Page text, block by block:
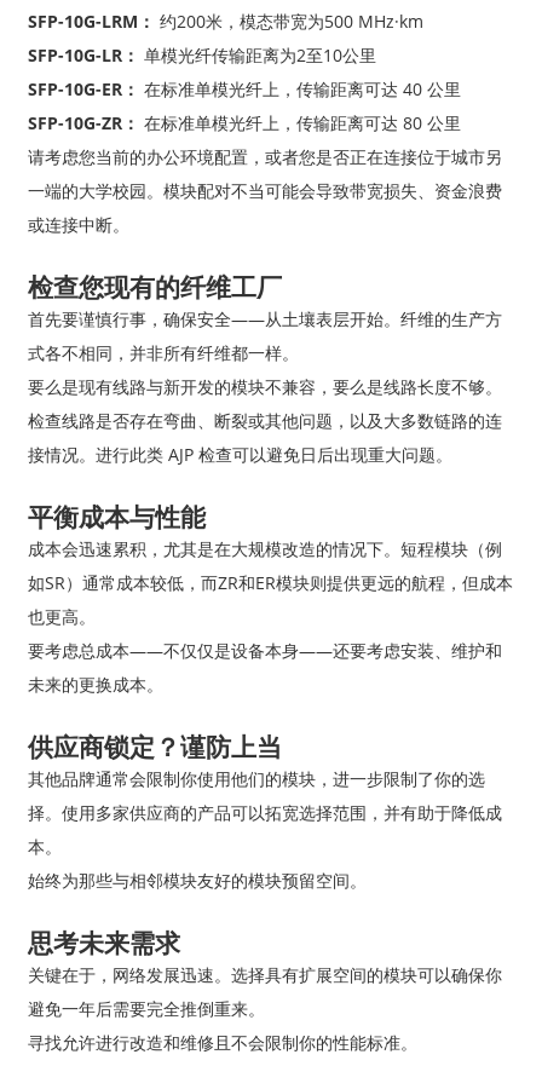
SFP-10G-LRM： 约200米，模态带宽为500 MHz·km
SFP-10G-LR： 单模光纤传输距离为2至10公里
SFP-10G-ER： 在标准单模光纤上，传输距离可达 40 公里
SFP-10G-ZR： 在标准单模光纤上，传输距离可达 80 公里
请考虑您当前的办公环境配置，或者您是否正在连接位于城市另
一端的大学校园。模块配对不当可能会导致带宽损失、资金浪费
或连接中断。
检查您现有的纤维工厂
首先要谨慎行事，确保安全——从土壤表层开始。纤维的生产方
式各不相同，并非所有纤维都一样。
要么是现有线路与新开发的模块不兼容，要么是线路长度不够。
检查线路是否存在弯曲、断裂或其他问题，以及大多数链路的连
接情况。进行此类 AJP 检查可以避免日后出现重大问题。
平衡成本与性能
成本会迅速累积，尤其是在大规模改造的情况下。短程模块（例
如SR）通常成本较低，而ZR和ER模块则提供更远的航程，但成本
也更高。
要考虑总成本——不仅仅是设备本身——还要考虑安装、维护和
未来的更换成本。
供应商锁定？谨防上当
其他品牌通常会限制你使用他们的模块，进一步限制了你的选
择。使用多家供应商的产品可以拓宽选择范围，并有助于降低成
本。
始终为那些与相邻模块友好的模块预留空间。
思考未来需求
关键在于，网络发展迅速。选择具有扩展空间的模块可以确保你
避免一年后需要完全推倒重来。
寻找允许进行改造和维修且不会限制你的性能标准。